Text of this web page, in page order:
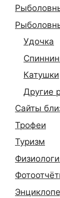
Удочка
Катушки
Другие
Сайты
Трофеи
Туризм